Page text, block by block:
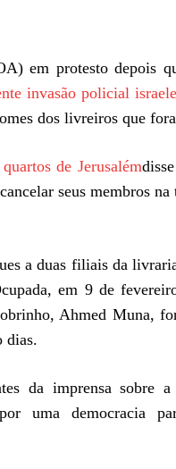
em protesto depois
invasão policial
dos livreiros que
de Jerusalém
seus membros na
a duas filiais da
em 9 de
Ahmed Muna,
dias.
da imprensa sobre
uma democracia